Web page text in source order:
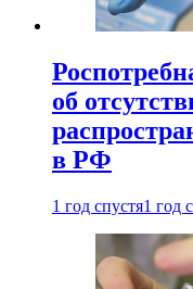
об
в РФ
1 год спустя1 год